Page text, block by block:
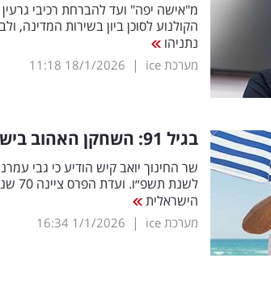
מ"אישה יפה" ועד להברחת רכיבי
הקולנוע לסוכן ביון בשירות
נתניהו
מערכת ice |
18/1/2026
11:18
בגיל 91: השחקן האהוב בישראל יזכה לכבוד הגדול בחייו
שר החינוך יואב קיש הודיע כי גבי
הישראלית
מערכת ice |
1/1/2026
16:34